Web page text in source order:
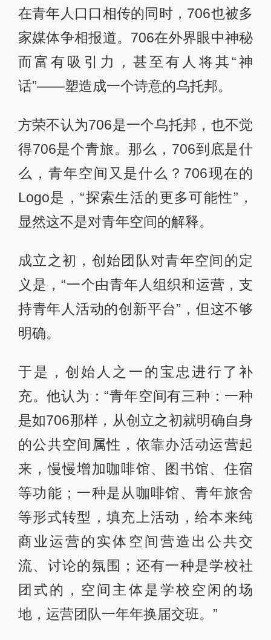
在青年人口口相传的同时，706也被多
家媒体争相报道。706在外界眼中神秘
而富有吸引力，甚至有人将其“神
话”——塑造成一个诗意的乌托邦。
方荣不认为706是一个乌托邦，也不觉
得706是个青旅。那么，706到底是什
么，青年空间又是什么？706现在的
Logo是，“探索生活的更多可能性”，
显然这不是对青年空间的解释。
成立之初，创始团队对青年空间的定
义是，“一个由青年人组织和运营，支
持青年人活动的创新平台”，但这不够
明确。
于是，创始人之一的宝忠进行了补
充。他认为：“青年空间有三种：一种
是如706那样，从创立之初就明确自身
的公共空间属性，依靠办活动运营起
来，慢慢增加咖啡馆、图书馆、住宿
等功能；一种是从咖啡馆、青年旅舍
等形式转型，填充上活动，给本来纯
商业运营的实体空间营造出公共交
流、讨论的氛围；还有一种是学校社
团式的，空间主体是学校空闲的场
地，运营团队一年年换届交班。”